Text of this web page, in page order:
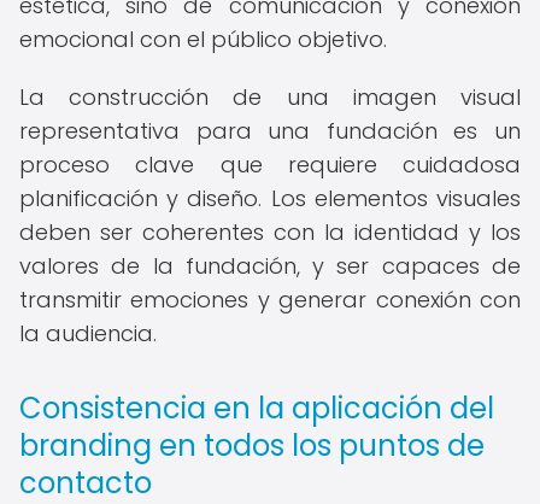
emocional con el público objetivo.
La construcción de una imagen visual
representativa para una fundación es un
proceso clave que requiere cuidadosa
planificación y diseño. Los elementos visuales
deben ser coherentes con la identidad y los
valores de la fundación, y ser capaces de
transmitir emociones y generar conexión con
la audiencia.
Consistencia en la aplicación del
branding en todos los puntos de
contacto